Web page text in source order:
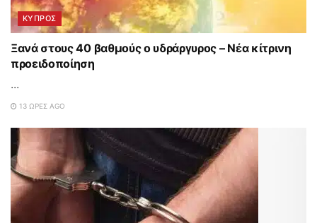
ΚΥΠΡΟΣ
Ξανά στους 40 βαθμούς ο υδράργυρος – Νέα κίτρινη
προειδοποίηση
...
13 ΏΡΕΣ AGO